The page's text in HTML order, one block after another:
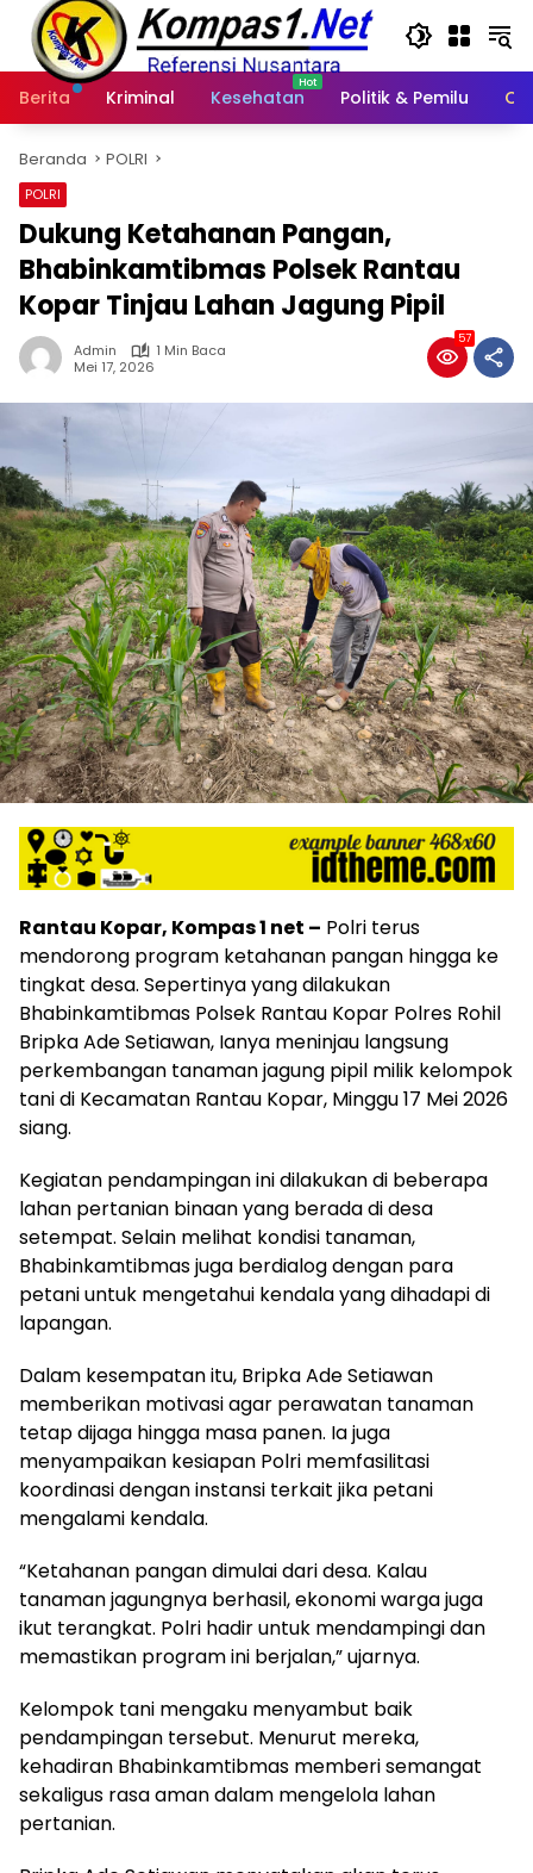
Langsung
konten
Berita
Kriminal Kesehatan Politik & Pemilu
Beranda POLRI
POLRI
Dukung Ketahanan Pangan,
Bhabinkamtibmas Polsek Rantau
Kopar Tinjau Lahan Jagung Pipil
Admin
1 Min Baca
Mei 17, 2026
57
Rantau Kopar, Kompas 1 net – Polri terus
mendorong program ketahanan pangan hingga ke
tingkat desa. Sepertinya yang dilakukan
Bhabinkamtibmas Polsek Rantau Kopar Polres Rohil
Bripka Ade Setiawan, Ianya meninjau langsung
perkembangan tanaman jagung pipil milik kelompok
tani di Kecamatan Rantau Kopar, Minggu 17 Mei 2026
siang.
Kegiatan pendampingan ini dilakukan di beberapa
lahan pertanian binaan yang berada di desa
setempat. Selain melihat kondisi tanaman,
Bhabinkamtibmas juga berdialog dengan para
petani untuk mengetahui kendala yang dihadapi di
lapangan.
Dalam kesempatan itu, Bripka Ade Setiawan
memberikan motivasi agar perawatan tanaman
tetap dijaga hingga masa panen. Ia juga
menyampaikan kesiapan Polri memfasilitasi
koordinasi dengan instansi terkait jika petani
mengalami kendala.
“Ketahanan pangan dimulai dari desa. Kalau
tanaman jagungnya berhasil, ekonomi warga juga
ikut terangkat. Polri hadir untuk mendampingi dan
memastikan program ini berjalan,” ujarnya.
Kelompok tani mengaku menyambut baik
pendampingan tersebut. Menurut mereka,
kehadiran Bhabinkamtibmas memberi semangat
sekaligus rasa aman dalam mengelola lahan
pertanian.